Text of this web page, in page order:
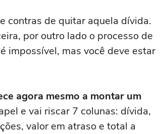
contras de quitar aquela dívida.
por outro lado o processo de
impossível, mas você deve estar
agora mesmo a montar um
e vai riscar 7 colunas: dívida,
valor em atraso e total a